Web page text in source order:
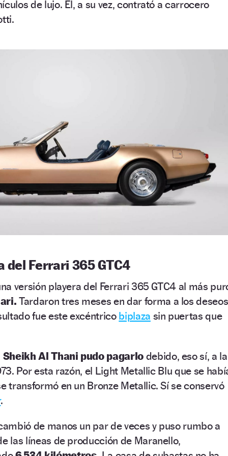
de lujo. Él, a su vez, contrató a carrocero
del Ferrari 365 GTC4
versión playera del Ferrari 365 GTC4 al más
Tardaron tres meses en dar forma a los deseos
fue este excéntrico biplaza sin puertas que
Sheikh Al Thani pudo pagarlo debido, eso sí, a la
Por esta razón, el Light Metallic Blu que se
transformó en un Bronze Metallic. Sí se conservó
.
de manos un par de veces y puso rumbo a
las líneas de producción de Maranello,